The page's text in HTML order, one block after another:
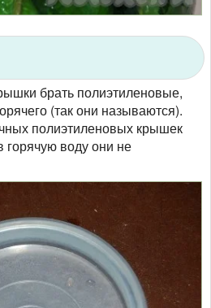
брать полиэтиленовые,
(так они называются).
полиэтиленовых крышек
горячую воду они не